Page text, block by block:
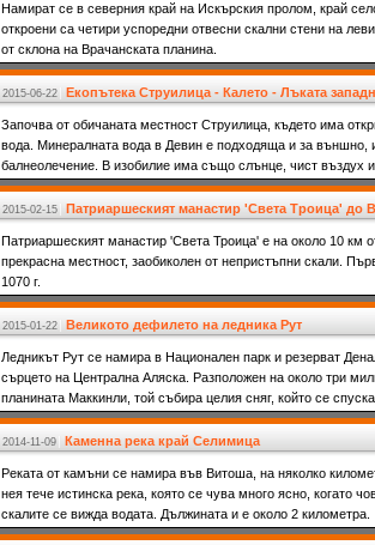
Намират се в северния край на Искърския пролом, край
откроени са четири успоредни отвесни скални стени на
от склона на Врачанската планина.
2015-06-22 Екопътека Струилица - Калето - Лъката
Започва от обичаната местност Струилица, където има
вода. Минералната вода в Девин е подходяща и за външно,
балнеолечение. В изобилие има също слънце, чист въздух
девинчани.
2015-02-15 Патриаршеският манастир 'Света Троица' до
Патриаршеският манастир 'Света Троица' е на около 10 км
прекрасна местност, заобиколен от непристъпни скали.
1070 г.
2015-01-22 Великото дефилето на ледника Рут
Ледникът Рут се намира в Национален парк и резерват
сърцето на Централна Аляска. Разположен на около три
планината Маккинли, той събира целия сняг, който се
планината в местност, наречена Великото дефиле.
2014-11-09 Каменна река край Селимица
Реката от камъни се намира във Витоша, на няколко
нея тече истинска река, която се чува много ясно, когато
скалите се вижда водата. Дължината и е около 2 километра.